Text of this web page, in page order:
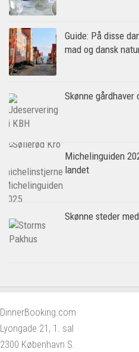
Guide: På disse
mad og dansk
Skønne gårdhaver
Michelinguiden
landet
Skønne steder
DinnerBooking.com
Lyongade 21, 1. sal
2300 København S.